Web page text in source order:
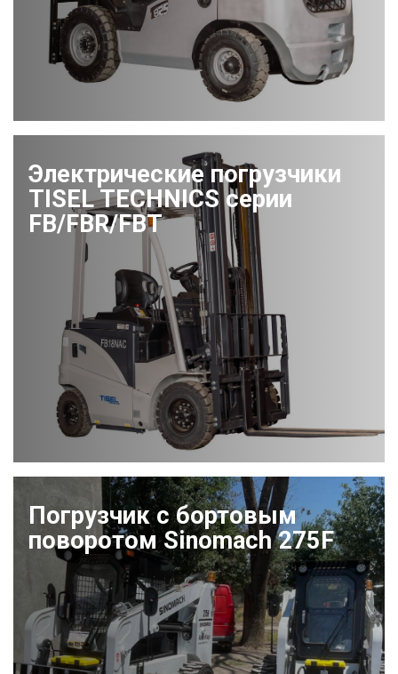
Электрические погрузчики
TISEL TECHNICS серии
FB/FBR/FBT
Погрузчик с бортовым
поворотом Sinomach 275F